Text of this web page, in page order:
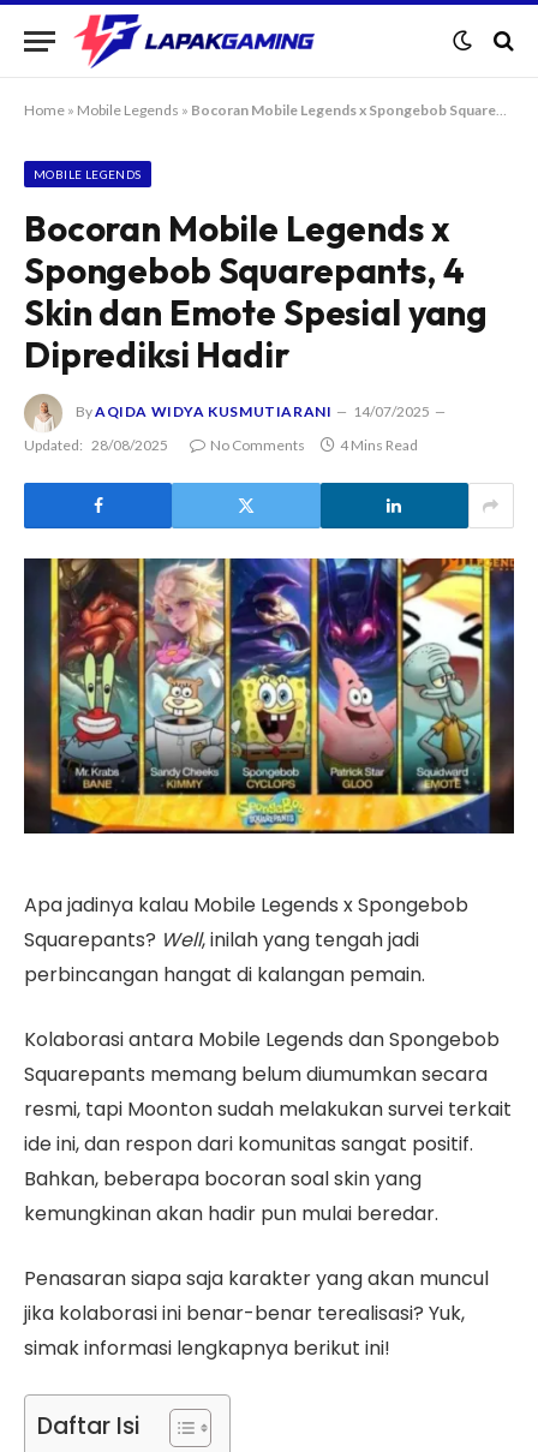
Home » Mobile Legends » Bocoran Mobile Legends x Spongebob Squarepants, 4 Skin dan Emote Spesial yang Diprediksi Hadir
MOBILE LEGENDS
Bocoran Mobile Legends x
Spongebob Squarepants, 4
Skin dan Emote Spesial yang
Diprediksi Hadir
ByAQIDA WIDYA KUSMUTIARANI
14/07/2025
Updated: 28/08/2025 No Comments 4 Mins Read
Apa jadinya kalau Mobile Legends x Spongebob
Squarepants? Well, inilah yang tengah jadi
perbincangan hangat di kalangan pemain.
Kolaborasi antara Mobile Legends dan Spongebob
Squarepants memang belum diumumkan secara
resmi, tapi Moonton sudah melakukan survei terkait
ide ini, dan respon dari komunitas sangat positif.
Bahkan, beberapa bocoran soal skin yang
kemungkinan akan hadir pun mulai beredar.
Penasaran siapa saja karakter yang akan muncul
jika kolaborasi ini benar-benar terealisasi? Yuk,
simak informasi lengkapnya berikut ini!
Daftar Isi